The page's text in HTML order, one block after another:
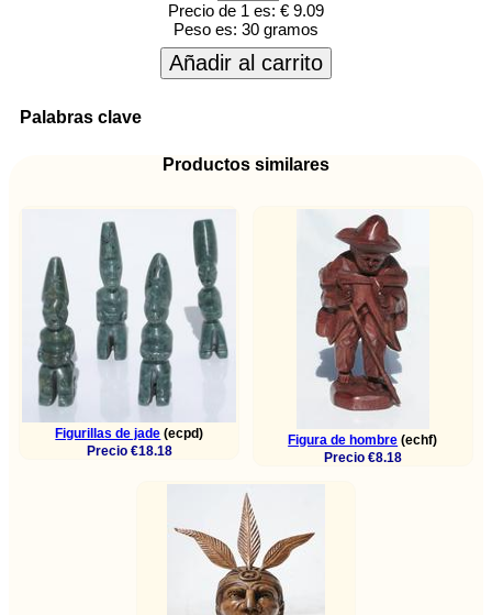
Precio de 1 es: € 9.09
Peso es: 30 gramos
Añadir al carrito
Palabras clave
Productos similares
Figurillas de jade (ecpd)
Precio €18.18
Figura de hombre (echf)
Precio €8.18